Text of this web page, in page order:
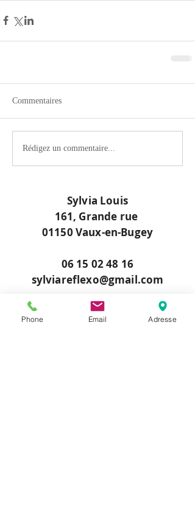
Commentaires
Rédigez un commentaire...
Sylvia Louis
161, Grande rue
01150 Vaux-en-Bugey
06 15 02 48 16
sylviareflexo@gmail.com
Appeler
Phone Email Adresse